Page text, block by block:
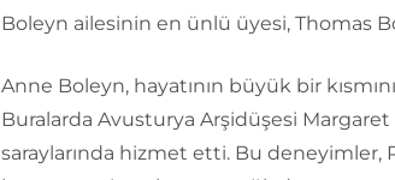
Boleyn ailesinin en ünlü üyesi, Thomas
Anne Boleyn, hayatının büyük bir
Buralarda Avusturya Arşidüşesi Margaret
saraylarında hizmet etti. Bu deneyimler,